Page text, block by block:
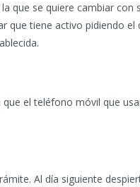
que se quiere cambiar
que tiene activo pidiendo
el teléfono móvil que
Al día siguiente